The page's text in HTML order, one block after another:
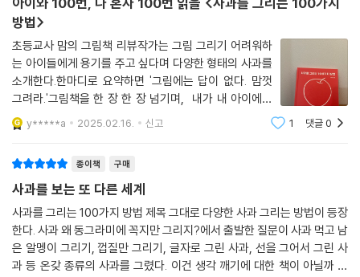
로 사과를 그려보면 된다. 어른도, 아이도, 누구나 각자의 방식으로 표현할
수 있다. 그림은 특별한 재능이 있는 사람만의 것이 아니다. 이 책을 통해
더 많은 사람들이 그림을 다시 즐길 수 있기를 바란다.
방법>
초등교사 맘의 그림책 리뷰작가는 그림 그리기 어려워하
는 아이들에게 용기를 주고 싶다며 다양한 형태의 사과를
소개한다.한마디로 요약하면 '그림에는 답이 없다. 맘껏
그려라.'그림책을 한 장 한 장 넘기며, 내가 내 아이에게
그려주었던 수 많은 도식화 된 그림들에 대한 반성과 함
께, 이 책이 내 아이에게 줄 수 있는 창의성의 씨앗이 될 것
y*****a 2025.02.16. 신고 1 댓글0
종이책 구매
사과를 보는 또 다른 세계
사과를 그리는 100가지 방법 제목 그대로 다양한 사과 그리는 방법이 등장
한다. 사과 왜 동그라미에 꼭지만 그리지?에서 출발한 질문이 사과 먹고 남
은 알멩이 그리기, 껍질만 그리기, 글자로 그린 사과, 선을 그어서 그린 사
과 등 온갖 종류의 사과를 그렸다. 이건 생각 깨기에 대한 책이 아닐까 싶